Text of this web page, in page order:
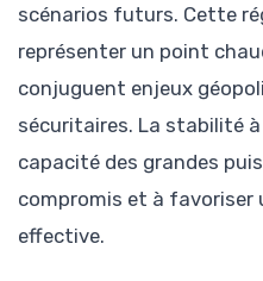
scénarios futurs. Cette
représenter un point
conjuguent enjeux
sécuritaires. La stabilité
capacité des grandes
compromis et à favoriser
effective.